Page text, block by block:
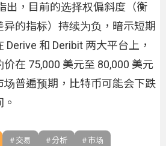
出，目前的选择权偏斜度（衡
的指标）持续为负，暗示短期
和 Deribit 两大平台上，
在 75,000 美元至 80,000 美元
场普遍预期，比特币可能会下跌
交易 分析 市场